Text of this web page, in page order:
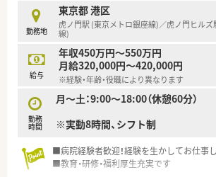
勤務地
東京都 港区
虎ノ門駅 (東京メトロ銀座線)／虎ノ門ヒル
線)
給与
年収450万円～550万円
月給320,000円～420,000円
※経験・年齢・役職により異なります
勤務
時間
月～土：9:00～18:00（休憩60分）
※実動8時間、シフト制
■病院経験者歓迎！経験を生かしてお仕事
■教育・研修・福利厚生充実です